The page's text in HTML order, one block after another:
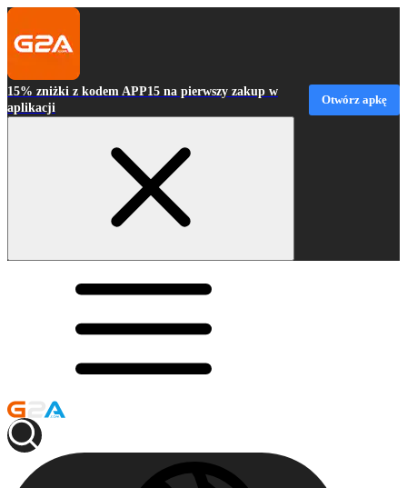
15% zniżki z kodem APP15 na pierwszy zakup w
aplikacji
Otwórz apkę